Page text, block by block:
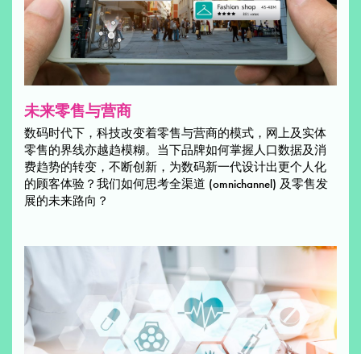
未来零售与营商
数码时代下，科技改变着零售与营商的模式，网上及实体
零售的界线亦越趋模糊。当下品牌如何掌握人口数据及消
费趋势的转变，不断创新，为数码新一代设计出更个人化
的顾客体验？我们如何思考全渠道 (omnichannel) 及零售发
展的未来路向？